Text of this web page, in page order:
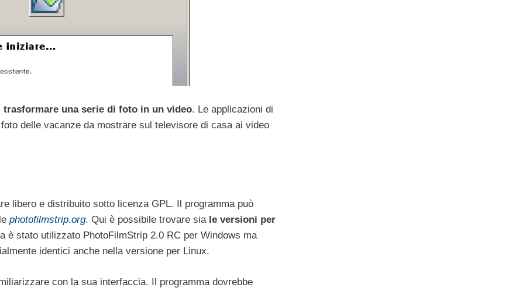
trasformare una serie di foto in un video. Le applicazioni di
delle vacanze da mostrare sul televisore di casa ai video
libero e distribuito sotto licenza GPL. Il programma può
photofilmstrip.org. Qui è possibile trovare sia le versioni per
è stato utilizzato PhotoFilmStrip 2.0 RC per Windows ma
identici anche nella versione per Linux.
con la sua interfaccia. Il programma dovrebbe